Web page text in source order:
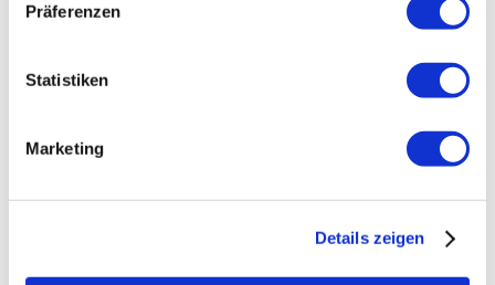
Präferenzen
Statistiken
Marketing
Details zeigen
aliqua. Ut enim ad minim veniam, quis
laboris. Exerci tation suscipit lobortis.